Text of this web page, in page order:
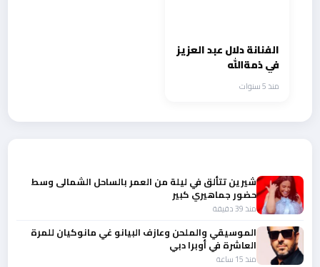
الفنانة دلال عبد العزيز
في ذمةالله
منذ 5 سنوات
شيرين تتألق في ليلة من العمر بالساحل الشمالى وسط
حضور جماهيري كبير
منذ 39 دقيقة
الموسيقي والملحن وعازف البيانو غي مانوكيان للمرة
العاشرة في أوبرا دبي
منذ 15 ساعة